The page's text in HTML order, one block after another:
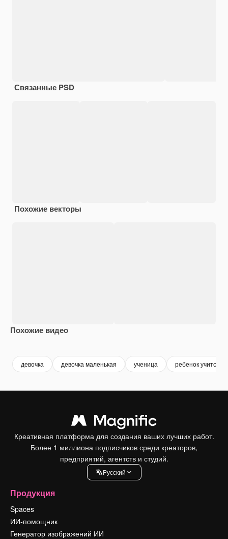
Связанные PSD
Похожие векторы
Похожие видео
девочка девочка маленькая ученица ребенок учится
Креативная платформа для создания ваших лучших работ.
Более 1 миллиона подписчиков среди креаторов,
предприятий, агентств и студий.
Pусский
Продукция
Spaces
ИИ-помощник
Генератор изображений ИИ